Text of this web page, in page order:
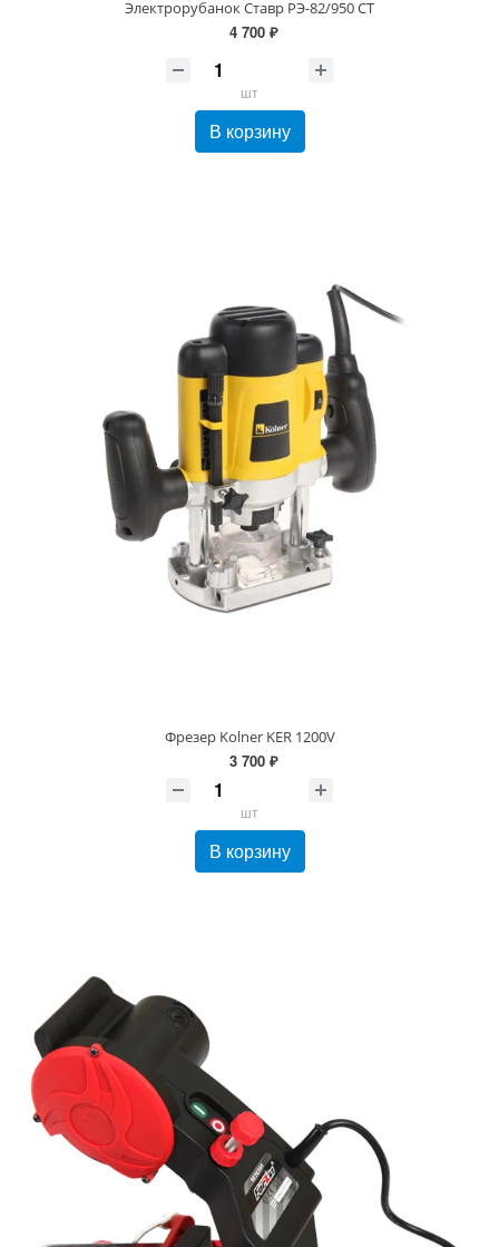
Электрорубанок Ставр РЭ-82/950 СТ
4 700 ₽
шт
В корзину
Фрезер Kolner KER 1200V
3 700 ₽
шт
В корзину